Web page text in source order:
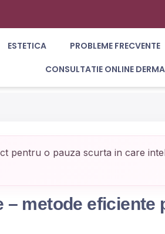
ESTETICA
PROBLEME FRECVENTE
CONSULTATIE ONLINE
pentru o pauza scurta in care
– metode eficiente